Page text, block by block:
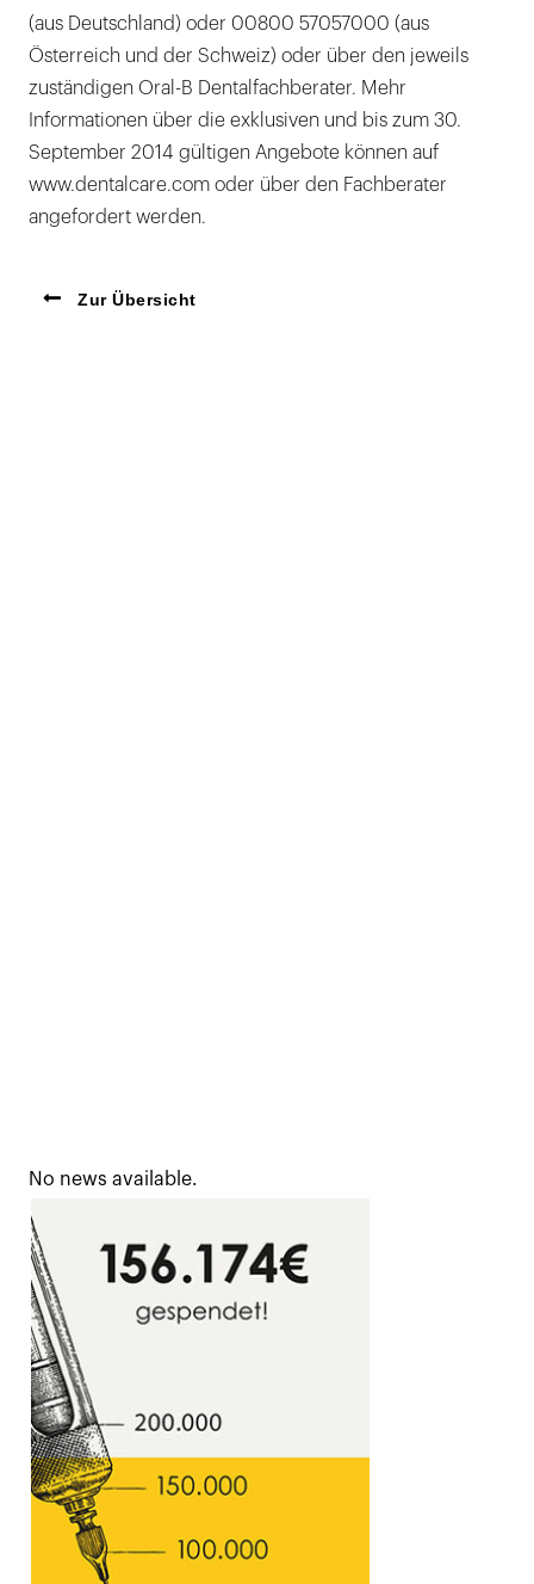
(aus Deutschland) oder 00800 57057000 (aus
Österreich und der Schweiz) oder über den jeweils
zuständigen Oral-B Dentalfachberater. Mehr
Informationen über die exklusiven und bis zum 30.
September 2014 gültigen Angebote können auf
www.dentalcare.com oder über den Fachberater
angefordert werden.
Zur Übersicht
No news available.